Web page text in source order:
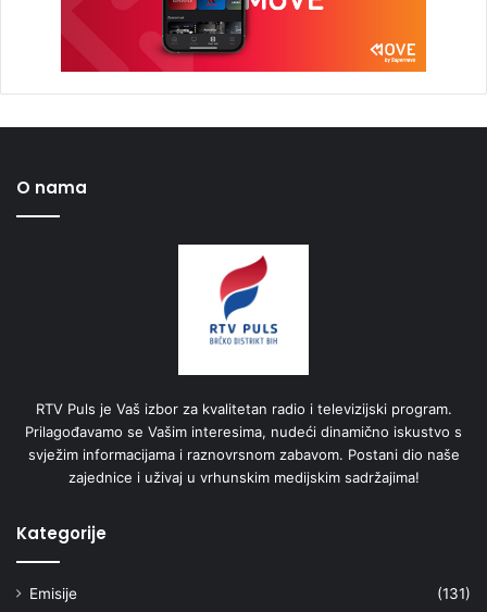
O nama
RTV Puls je Vaš izbor za kvalitetan radio i televizijski program.
Prilagođavamo se Vašim interesima, nudeći dinamično iskustvo s
svježim informacijama i raznovrsnom zabavom. Postani dio naše
zajednice i uživaj u vrhunskim medijskim sadržajima!
Kategorije
Emisije
(131)